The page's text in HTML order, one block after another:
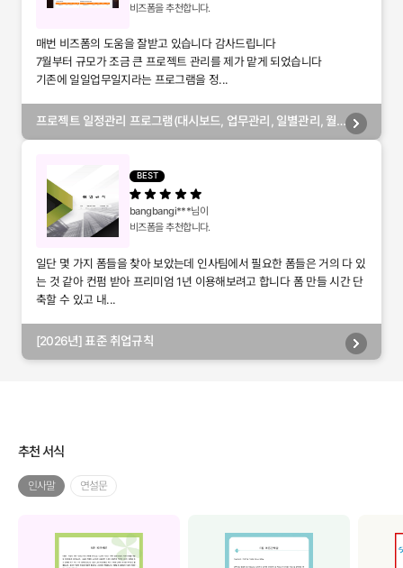
비즈폼을 추천합니다.
매번 비즈폼의 도움을 잘받고 있습니다 감사드립니다
7월부터 규모가 조금 큰 프로젝트 관리를 제가 맡게 되었습니다
기존에 일일업무일지라는 프로그램을 정...
프로젝트 일정관리 프로그램(대시보드, 업무관리, 일별관리, 월
BEST
bangbangi***님이
비즈폼을 추천합니다.
일단 몇 가지 폼들을 찾아 보았는데 인사팀에서 필요한 폼들은 거의 다 있
는 것 같아 컨펌 받아 프리미엄 1년 이용해보려고 합니다 폼 만들 시간 단
축할 수 있고 내...
[2026년] 표준 취업규칙
추천 서식
인사말 연설문